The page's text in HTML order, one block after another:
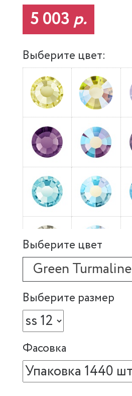
5 003 р.
Выберите цвет:
Выберите цвет
Green Turmaline
Выберите размер
Фасовка